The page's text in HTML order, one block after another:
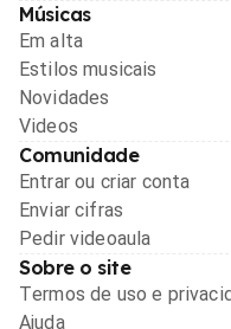
Músicas
Em alta
Estilos musicais
Novidades
Videos
Comunidade
Entrar ou criar conta
Enviar cifras
Pedir videoaula
Sobre o site
Termos de uso e
Ajuda